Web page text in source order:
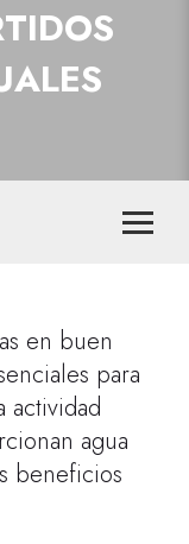
en buen
para
actividad
agua
beneficios